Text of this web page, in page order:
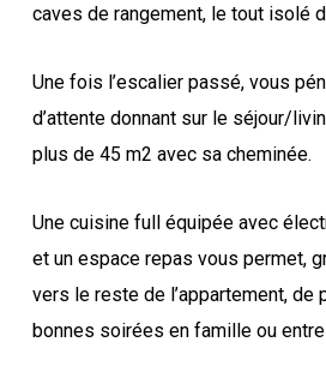
caves de rangement, le tout isolé
Une fois l’escalier passé, vous
d’attente donnant sur le séjour/
plus de 45 m2 avec sa cheminée.
Une cuisine full équipée avec
et un espace repas vous permet,
vers le reste de l’appartement, de
bonnes soirées en famille ou